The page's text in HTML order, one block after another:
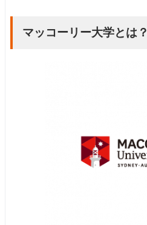
マッコーリー大学とは？